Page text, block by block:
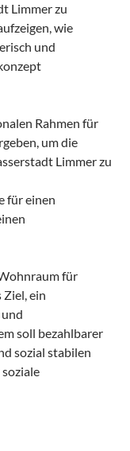
Limmer zu
wie
und
Rahmen für
um die
Limmer zu
für einen
für
ein
soll bezahlbarer
sozial stabilen